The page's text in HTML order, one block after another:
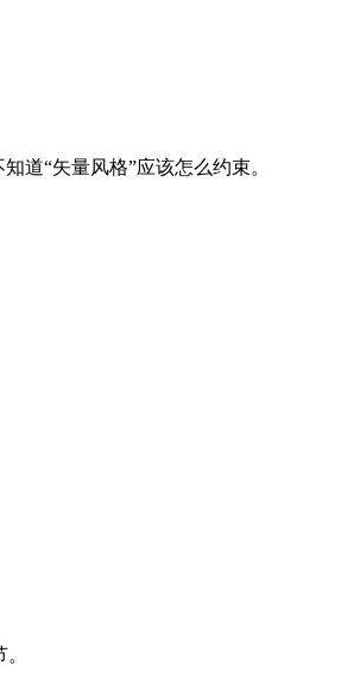
道“矢量风格”应该怎么约束。